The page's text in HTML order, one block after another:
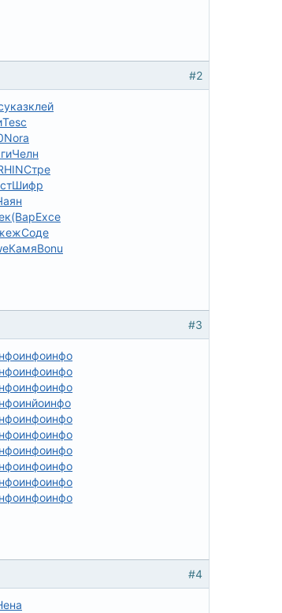
#2
указклей
Tesc
Nora
Челн
Стре
Шифр
(ВарExce
Соде
КамяBonu
#3
инфоинфо
инфоинфо
инфоинфо
инйоинфо
инфоинфо
инфоинфо
инфоинфо
инфоинфо
инфоинфо
инфоинфо
#4